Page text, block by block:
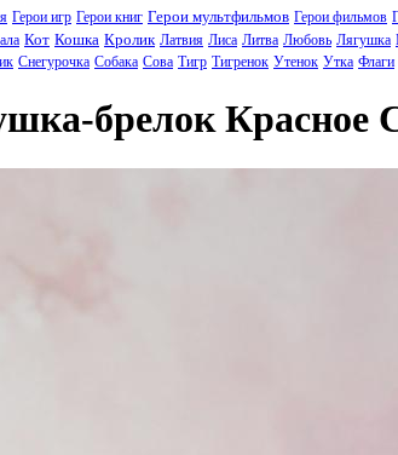
Герои игр Герои книг Герои мультфильмов Герои фильмов
Кот Кошка Кролик Латвия Лиса Литва Любовь Лягушка
Снегурочка Собака Сова Тигр Тигренок Утенок Утка Флаги
брелок Красное